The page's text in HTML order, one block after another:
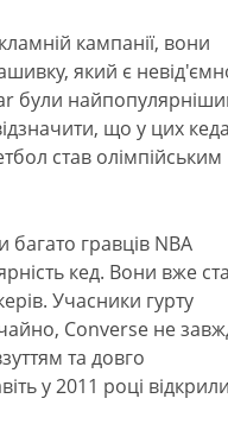
кампанії, вони
який є
були
що у цих
став олімпійським
багато гравців NBA
кед. Вони вже
Учасники гурту
Converse не
та довго
у 2011 році відкрили